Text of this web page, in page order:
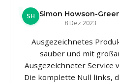
SH Simon Howson-
8 Dez 2023
Ausgezeichnetes
sauber und mit
Ausgezeichneter Service
Die komplette Null links,